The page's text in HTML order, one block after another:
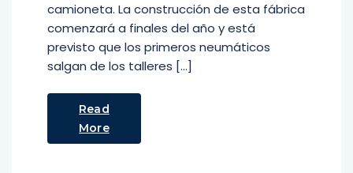
camioneta. La construcción de esta fábrica
comenzará a finales del año y está
previsto que los primeros neumáticos
salgan de los talleres […]
Read
More